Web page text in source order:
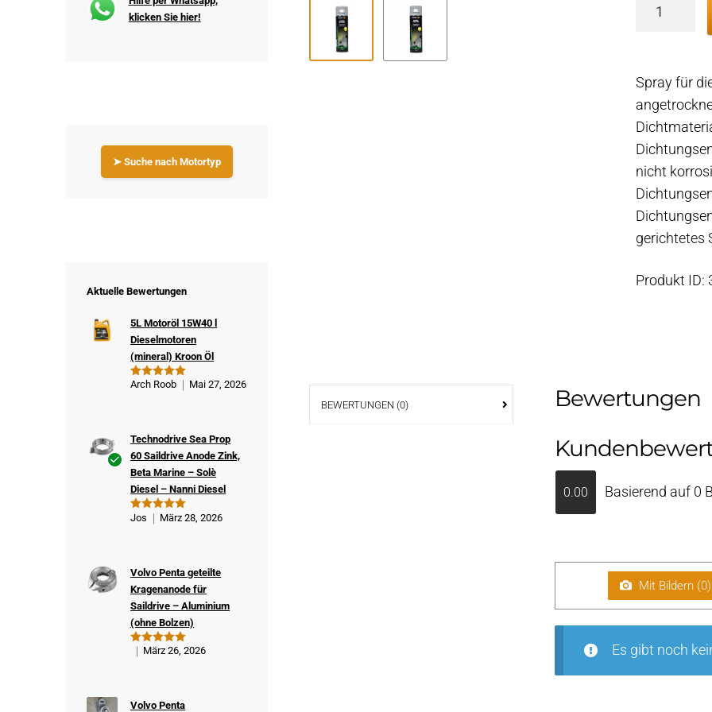
Kleb-
und
500ml
Menge
Spray für
nicht
gerichtetes
Produkt ID:
BEWERTUNGEN (0)
Bewertungen
0.00 Basierend auf 0
Mit Bildern (0)
Es gibt noch
klicken Sie hier!
➤ Suche nach Motortyp
Aktuelle Bewertungen
Bewertet
5L Motoröl 15W40 l
Dieselmotoren
(mineral) Kroon Öl
Arch Roob Mai 27, 2026
r
Bewertet
Technodrive Sea Prop
60 Saildrive Anode Zink,
Beta Marine – Solè
Diesel – Nanni Diesel
Jos März 28, 2026
Bewertet
Volvo Penta geteilte
Kragenanode für
Saildrive – Aluminium
(ohne Bolzen)
März 26, 2026
Volvo Penta